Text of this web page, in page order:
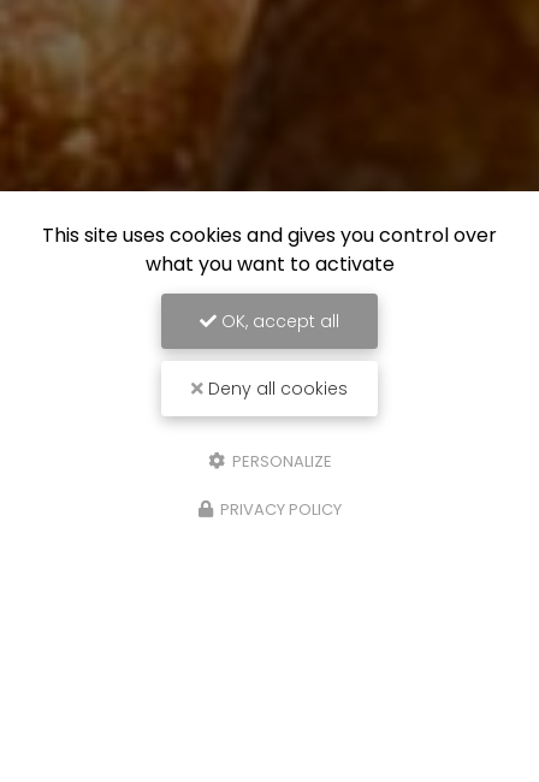
This site uses cookies and gives you control over
what you want to activate
OK, accept all
Deny all cookies
PERSONALIZE
PRIVACY POLICY